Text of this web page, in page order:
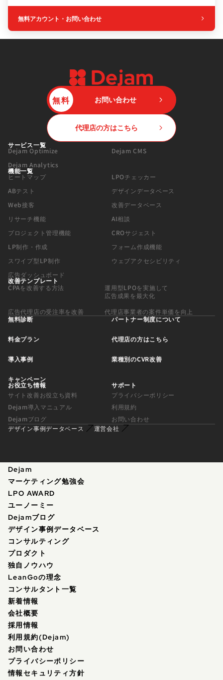
無料アカウント・お問い合わせ
無料 お問い合わせ
代理店の方はこちら
サービス一覧
Dejam Optimize
Dejam CMS
Dejam Analytics
機能一覧
ヒートマップ
LPOチェッカー
ABテスト
デザインデータベース
Web接客
改善データベース
リサーチ機能
AI相談
プロジェクト管理機能
CROサジェスト
LP制作・作成
フォーム作成機能
スワイプ型LP制作
ウェブアクセシビリティ
広告ダッシュボード
改善テンプレート
CPAを改善する方法
運用型LPOを実施して
広告成果を最大化
広告代理店の受注率を改善
代理店事業者の案件単価を向上
無料診断
パートナー制度について
料金プラン 代理店の方はこちら
導入事例 業種別のCVR改善
キャンペーン
お役立ち情報
サイト改善お役立ち資料
Dejam導入マニュアル
Dejamブログ
サポート
プライバシーポリシー
利用規約
お問い合わせ
デザイン事例データベース
運営会社
Dejam
マーケティング勉強会
LPO AWARD
ユーノーミー
Dejamブログ
デザイン事例データベース
コンサルティング
プロダクト
独自ノウハウ
LeanGoの理念
コンサルタント一覧
新着情報
会社概要
採用情報
利用規約(Dejam)
お問い合わせ
プライバシーポリシー
情報セキュリティ方針